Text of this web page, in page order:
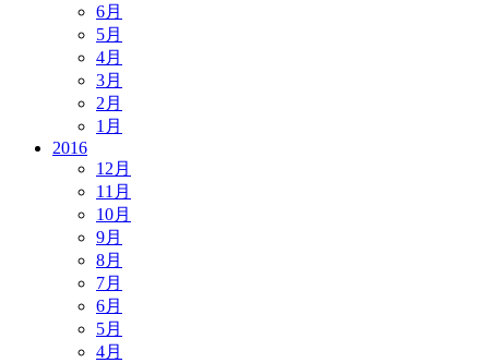
6月
5月
4月
3月
2月
1月
2016
12月
11月
10月
9月
8月
7月
6月
5月
4月